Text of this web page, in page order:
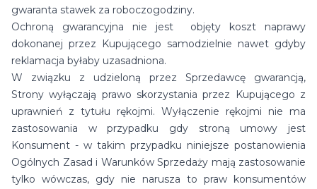
gwaranta stawek za roboczogodziny.
Ochroną gwarancyjna nie jest objęty koszt naprawy
dokonanej przez Kupującego samodzielnie nawet gdyby
reklamacja byłaby uzasadniona.
W związku z udzieloną przez Sprzedawcę gwarancją,
Strony wyłączają prawo skorzystania przez Kupującego z
uprawnień z tytułu rękojmi. Wyłączenie rękojmi nie ma
zastosowania w przypadku gdy stroną umowy jest
Konsument - w takim przypadku niniejsze postanowienia
Ogólnych Zasad i Warunków Sprzedaży mają zastosowanie
tylko wówczas, gdy nie narusza to praw konsumentów